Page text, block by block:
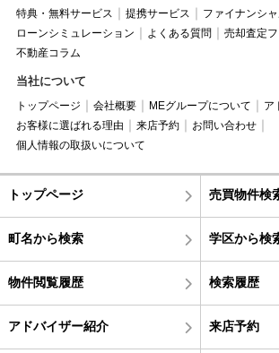
特典・無料サービス 提携サービス
ファイナンシ
ローンシミュレーション
よくある質問
売却査定
不動産コラム
当社について
トップページ 会社概要 MEグループについて
ア
お客様に選ばれる理由
来店予約
お問い合わせ
個人情報の取扱いについて
トップページ 売買物件検
町名から検索 学区から検
物件閲覧履歴 検索履歴
アドバイザー紹介 来店予約